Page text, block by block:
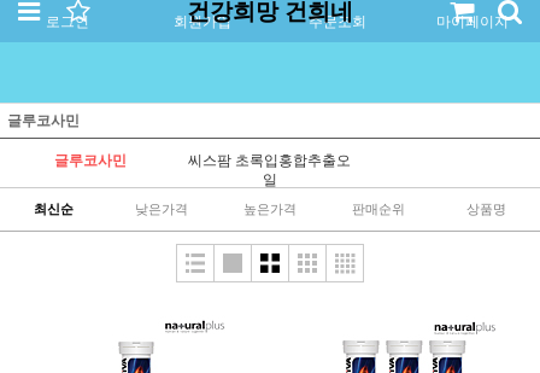
로그인 회원가입 주문조회 마이페이지
건강희망 건희네
글루코사민
글루코사민
씨스팜 초록입홍합추출오
일
최신순 낮은가격 높은가격 판매순위 상품명